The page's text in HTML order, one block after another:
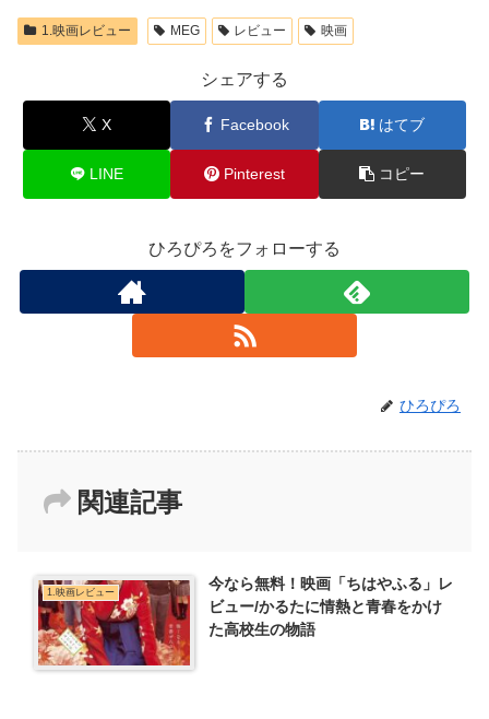
1.映画レビュー MEG レビュー 映画
シェアする
X Facebook はてブ
LINE Pinterest コピー
ひろぴろをフォローする
ひろぴろ
関連記事
1.映画レビュー
今なら無料！映画「ちはやふる」レ
ビュー/かるたに情熱と青春をかけ
た高校生の物語